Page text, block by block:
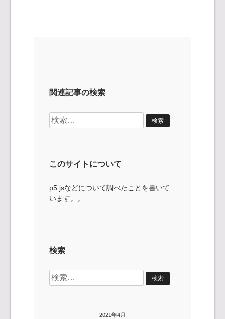
関連記事の検索
検
索:
このサイトについて
p5.jsなどについて調べたことを書いて
います。。
検索
検
索:
2021年4月